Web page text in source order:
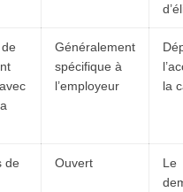
Généralement
spécifique à
l’employeur
la
de
Ouvert
Le